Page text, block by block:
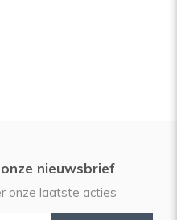
nieuwsbrief
onze laatste acties